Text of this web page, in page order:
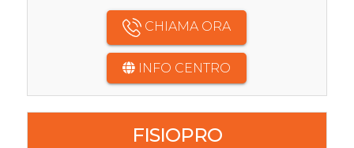
CHIAMA ORA
INFO CENTRO
FISIOPRO